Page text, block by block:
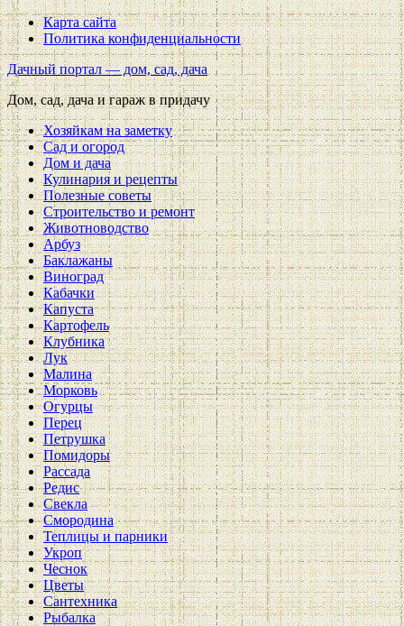
Карта сайта
Политика конфиденциальности
Дачный портал — дом, сад, дача
Дом, сад, дача и гараж в придачу
Хозяйкам на заметку
Сад и огород
Дом и дача
Кулинария и рецепты
Полезные советы
Строительство и ремонт
Животноводство
Арбуз
Баклажаны
Виноград
Кабачки
Капуста
Картофель
Клубника
Лук
Малина
Морковь
Огурцы
Перец
Петрушка
Помидоры
Рассада
Редис
Свекла
Смородина
Теплицы и парники
Укроп
Чеснок
Цветы
Сантехника
Рыбалка